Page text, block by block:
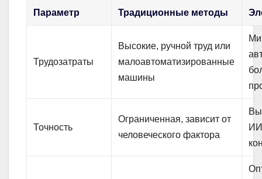
Параметр Традиционные методы
Трудозатраты
Высокие, ручной труд или
малоавтоматизированные
машины
Точность
Ограниченная, зависит от
человеческого фактора